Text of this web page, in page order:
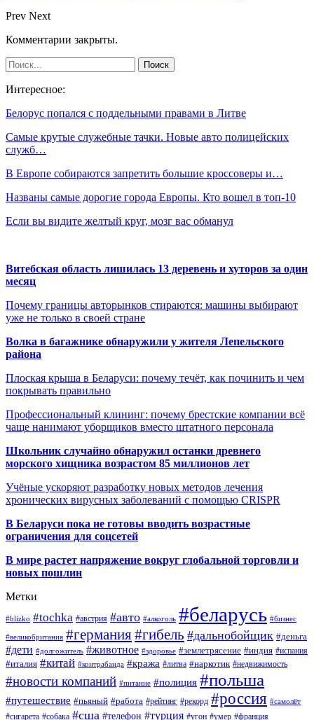
Prev Next
Комментарии закрыты.
Интересное:
Белорус попался с поддельными правами в Литве
Самые крутые служебные тачки. Новые авто полицейских
служб…
В Европе собираются запретить большие кроссоверы и…
Названы самые дорогие города Европы. Кто вошел в топ-10
Если вы видите желтый круг, мозг вас обманул
Витебская область лишилась 13 деревень и хуторов за один
месяц
Почему границы авторынков стираются: машины выбирают
уже не только в своей стране
Волка в багажнике обнаружили у жителя Лепельского
района
Плоская крыша в Беларуси: почему течёт, как починить и чем
покрывать правильно
Профессиональный клининг: почему брестские компании всё
чаще нанимают уборщиков вместо штатного персонала
Школьник случайно обнаружил останки древнего
морского хищника возрастом 85 миллионов лет
Учёные ускоряют разработку новых методов лечения
хронических вирусных заболеваний с помощью CRISPR
В Беларуси пока не готовы вводить возрастные
ограничения для соцсетей
В мире растет напряжение вокруг глобальной торговли и
новых пошлин
Метки
#blizko #tochka #австрия #авто #алкоголь #беларусь #бизнес
#великобритания #германия#гибель #дальнобойщик #деньга
#дети #долгожитель #животное #здоровье #землетрясение #индия #испания
#италия #китай #контрабанда #кража #литва #наркотик #недвижимость
#новости компаний #питание #полиция #польша
#путешествие #пьяный #работа #рейтинг #рекорд #россия #самолёт
#сигарета #собака #сша #телефон #турция #угон #умер #франция